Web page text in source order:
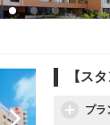
【ス
プラ